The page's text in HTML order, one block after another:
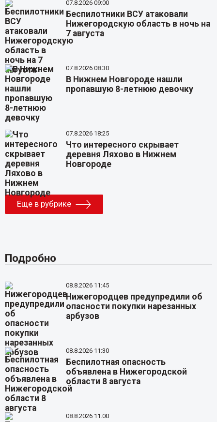
07.8.2026 09:00
Беспилотники ВСУ атаковали
Нижегородскую область в ночь на
7 августа
07.8.2026 08:30
В Нижнем Новгороде нашли
пропавшую 8-летнюю девочку
07.8.2026 18:25
Что интересного скрывает
деревня Ляхово в Нижнем
Новгороде
Еще в рубрике
Подробно
08.8.2026 11:45
Нижегородцев предупредили об
опасности покупки нарезанных
арбузов
08.8.2026 11:30
Беспилотная опасность
объявлена в Нижегородской
области 8 августа
08.8.2026 11:00